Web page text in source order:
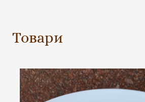
Товари